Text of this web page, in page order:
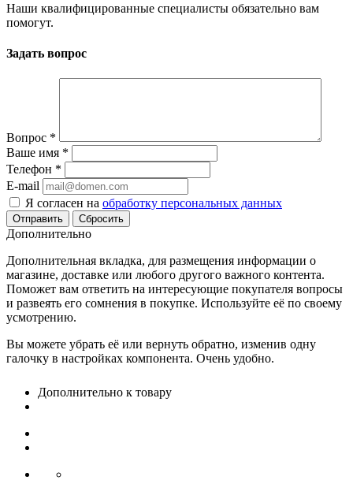
Наши квалифицированные специалисты обязательно вам
помогут.
Задать вопрос
Вопрос *
Ваше имя *
Телефон *
E-mail
Я согласен на обработку персональных данных
Сбросить
Дополнительно
Дополнительная вкладка, для размещения информации о
магазине, доставке или любого другого важного контента.
Поможет вам ответить на интересующие покупателя вопросы
и развеять его сомнения в покупке. Используйте её по своему
усмотрению.
Вы можете убрать её или вернуть обратно, изменив одну
галочку в настройках компонента. Очень удобно.
Дополнительно к товару